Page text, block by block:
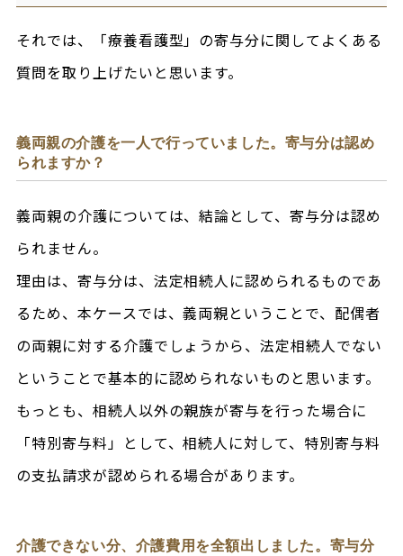
それでは、「療養看護型」の寄与分に関してよくある
質問を取り上げたいと思います。
義両親の介護を一人で行っていました。寄与分は認め
られますか？
義両親の介護については、結論として、寄与分は認め
られません。
理由は、寄与分は、法定相続人に認められるものであ
るため、本ケースでは、義両親ということで、配偶者
の両親に対する介護でしょうから、法定相続人でない
ということで基本的に認められないものと思います。
もっとも、相続人以外の親族が寄与を行った場合に
「特別寄与料」として、相続人に対して、特別寄与料
の支払請求が認められる場合があります。
介護できない分、介護費用を全額出しました。寄与分